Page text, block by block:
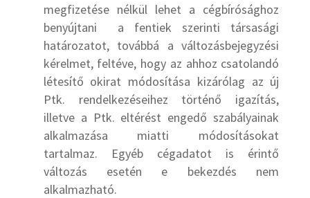
megfizetése nélkül lehet a cégbírósághoz
benyújtani a fentiek szerinti társasági
határozatot, továbbá a változásbejegyzési
kérelmet, feltéve, hogy az ahhoz csatolandó
létesítő okirat módosítása kizárólag az új
Ptk. rendelkezéseihez történő igazítás,
illetve a Ptk. eltérést engedő szabályainak
alkalmazása miatti módosításokat
tartalmaz. Egyéb cégadatot is érintő
változás esetén e bekezdés nem
alkalmazható.